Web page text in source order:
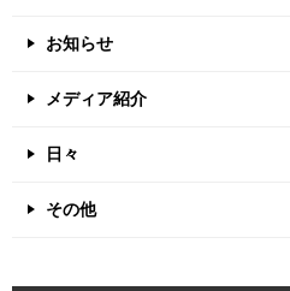
お知らせ
メディア紹介
日々
その他